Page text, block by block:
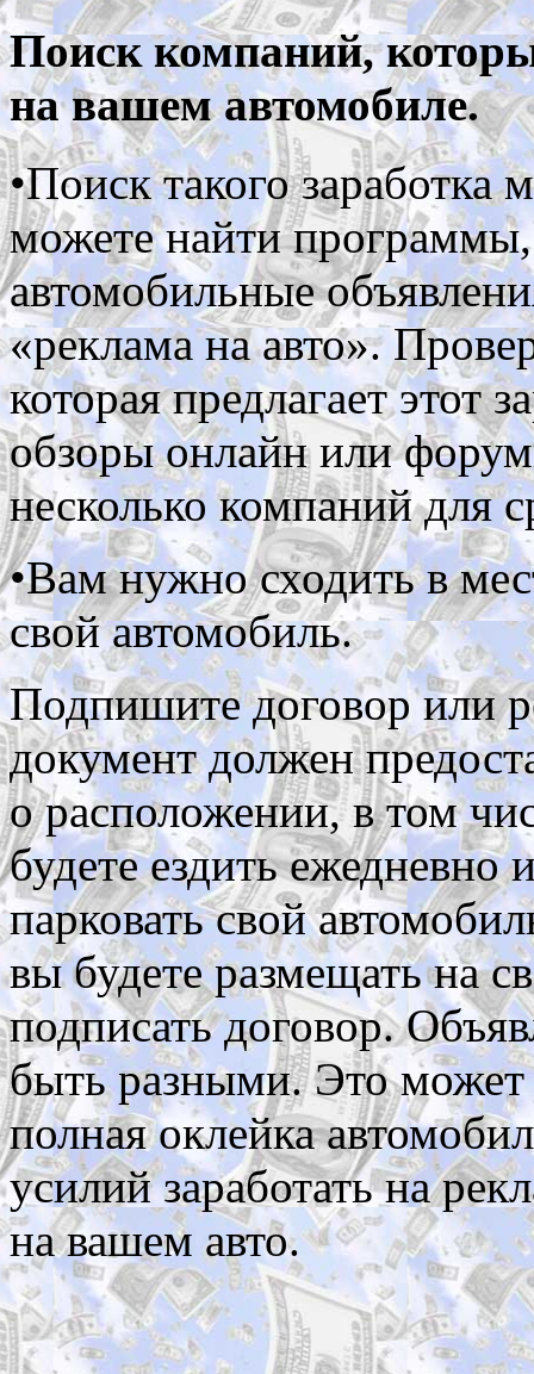
Поиск компаний,
на вашем автомобиле.
•Поиск такого
можете найти
автомобильные
«реклама на авто».
которая предлагает этот
обзоры онлайн или
несколько компаний для
•Вам нужно сходить в
свой ​​автомобиль.
Подпишите договор или
документ должен
о расположении, в том
будете ездить ежедневно
парковать свой
вы будете размещать на
подписать договор.
быть разными. Это может
полная оклейка
усилий заработать на
на вашем авто.